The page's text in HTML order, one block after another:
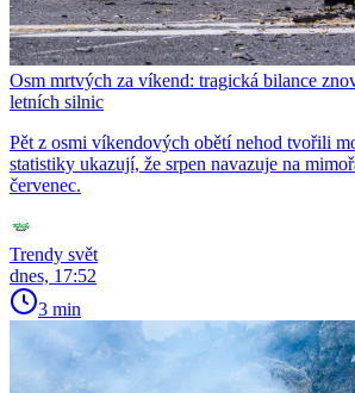
Osm mrtvých za víkend: tragická bilance
letních silnic
Pět z osmi víkendových obětí nehod tvořili
statistiky ukazují, že srpen navazuje na
červenec.
Trendy svět
dnes, 17:52
3 min